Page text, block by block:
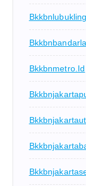
Bkkbnmetro.id